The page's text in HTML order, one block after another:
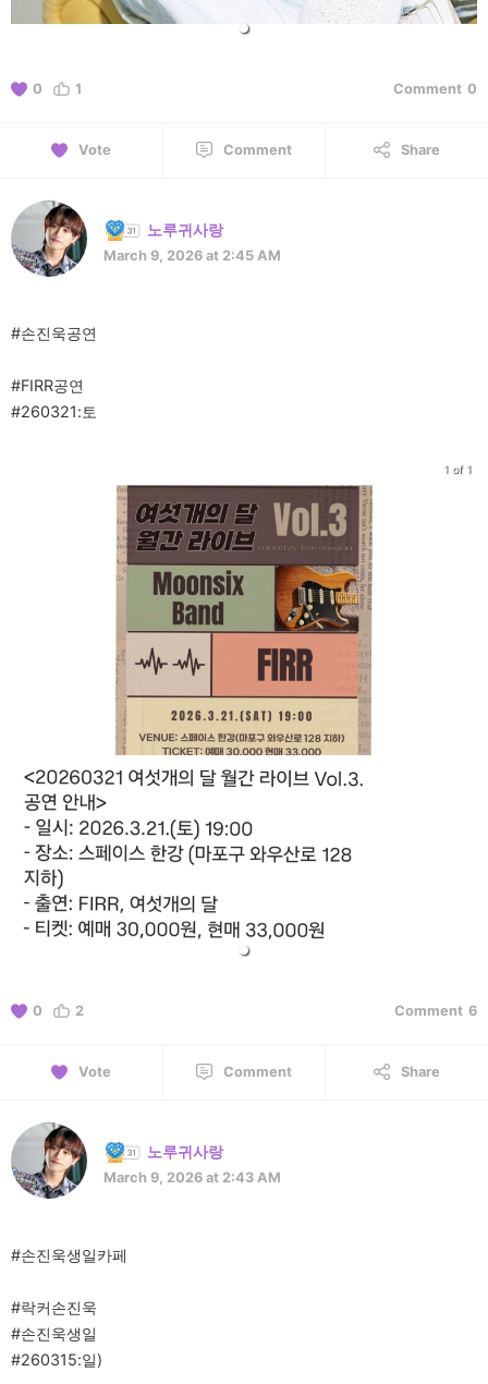
0 1 Comment 0
Vote Comment Share
노루귀사랑
March 9, 2026 at 2:45 AM
#손진욱공연
#FIRR공연
#260321:토
1 of 1
0 2 Comment 6
Vote Comment Share
노루귀사랑
March 9, 2026 at 2:43 AM
#손진욱생일카페
#락커손진욱
#손진욱생일
#260315:일)